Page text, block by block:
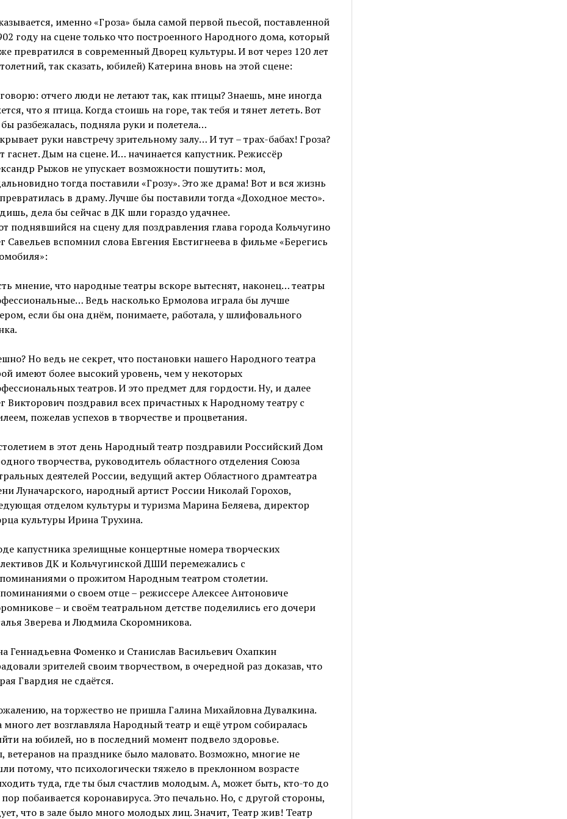
именно «Гроза» была самой первой пьесой, поставленной
году на сцене только что построенного Народного дома, который
превратился в современный Дворец культуры. И вот через 120 лет
так сказать, юбилей) Катерина вновь на этой сцене:
отчего люди не летают так, как птицы? Знаешь, мне иногда
что я птица. Когда стоишь на горе, так тебя и тянет лететь. Вот
бы разбежалась, подняла руки и полетела…
руки навстречу зрительному залу… И тут – трах-бабах! Гроза?
гаснет. Дым на сцене. И… начинается капустник. Режиссёр
Рыжов не упускает возможности пошутить: мол,
тогда поставили «Грозу». Это же драма! Вот и вся жизнь
в драму. Лучше бы поставили тогда «Доходное место».
дела бы сейчас в ДК шли гораздо удачнее.
поднявшийся на сцену для поздравления глава города Кольчугино
Савельев вспомнил слова Евгения Евстигнеева в фильме «Берегись
мнение, что народные театры вскоре вытеснят, наконец… театры
Ведь насколько Ермолова играла бы лучше
если бы она днём, понимаете, работала, у шлифовального
Но ведь не секрет, что постановки нашего Народного театра
имеют более высокий уровень, чем у некоторых
театров. И это предмет для гордости. Ну, и далее
Викторович поздравил всех причастных к Народному театру с
пожелав успехов в творчестве и процветания.
в этот день Народный театр поздравили Российский Дом
творчества, руководитель областного отделения Союза
деятелей России, ведущий актер Областного драмтеатра
Луначарского, народный артист России Николай Горохов,
отделом культуры и туризма Марина Беляева, директор
культуры Ирина Трухина.
капустника зрелищные концертные номера творческих
ДК и Кольчугинской ДШИ перемежались с
о прожитом Народным театром столетии.
о своем отце – режиссере Алексее Антоновиче
– и своём театральном детстве поделились его дочери
Зверева и Людмила Скоромникова.
Геннадьевна Фоменко и Станислав Васильевич Охапкин
зрителей своим творчеством, в очередной раз доказав, что
Гвардия не сдаётся.
на торжество не пришла Галина Михайловна Дувалкина.
много лет возглавляла Народный театр и ещё утром собиралась
на юбилей, но в последний момент подвело здоровье.
ветеранов на празднике было маловато. Возможно, многие не
потому, что психологически тяжело в преклонном возрасте
туда, где ты был счастлив молодым. А, может быть, кто-то до
пор побаивается коронавируса. Это печально. Но, с другой стороны,
что в зале было много молодых лиц. Значит, Театр жив! Театр